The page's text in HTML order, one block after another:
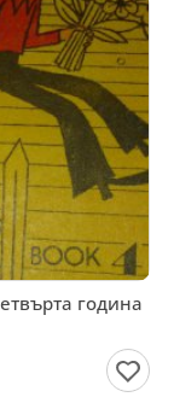
година